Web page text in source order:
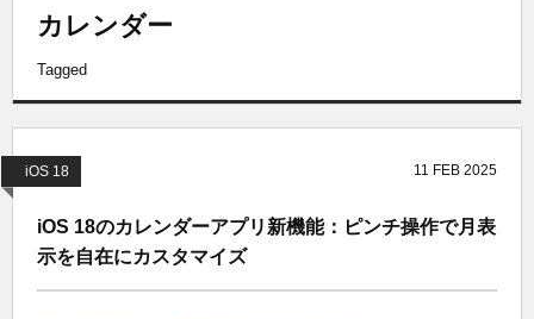
カレンダー
Tagged
iOS 18 11 FEB 2025
iOS 18のカレンダーアプリ新機能：ピンチ操作で月表
示を自在にカスタマイズ